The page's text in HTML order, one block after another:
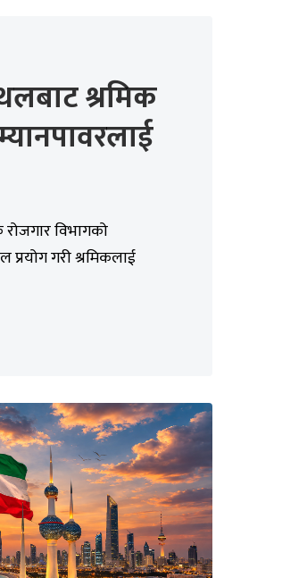
श्रमिक
विभागको
प्रयोग गरी श्रमिकलाई